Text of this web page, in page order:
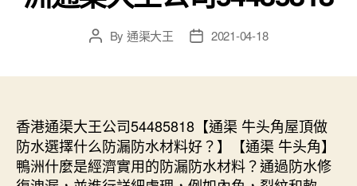
PostBy 通渠大王
Post2021-04-18
香港通渠大王公司54485818【通渠 牛头角屋頂做
防水選擇什么防漏防水材料好？】【通渠 牛头角】
鴨洲什麼是經濟實用的防漏防水材料？通過防水修